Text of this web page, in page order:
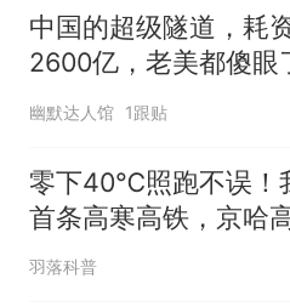
中国的超级隧道，耗
2600亿，老美都傻眼
幽默达人馆 1跟贴
零下40℃照跑不误！
首条高寒高铁，京哈
为啥不走辽西走廊？
羽落科普